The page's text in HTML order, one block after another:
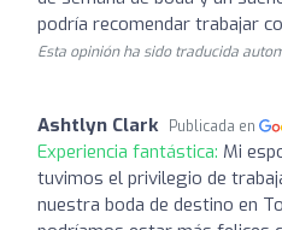
podría recomendar trabajar
Esta opinión ha sido traducida
Ashtlyn Clark Publicada en
Experiencia fantástica: Mi
tuvimos el privilegio de
nuestra boda de destino en